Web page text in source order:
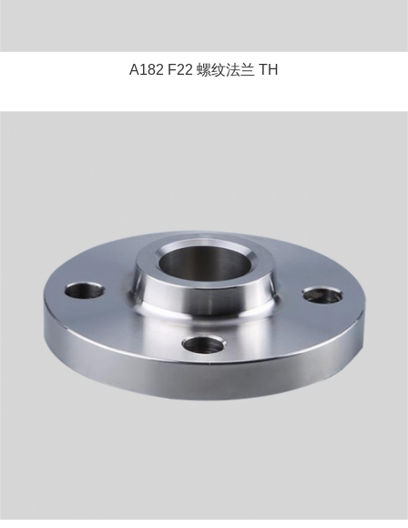
A182 F22 螺纹法兰 TH